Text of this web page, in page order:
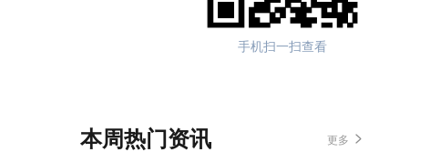
手机扫一扫查看
本周热门资讯 更多